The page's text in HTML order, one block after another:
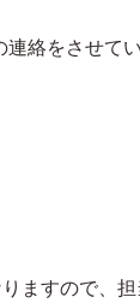
連絡をさせて
ますので、